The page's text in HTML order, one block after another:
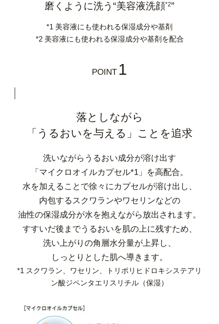
磨くように洗う“美容液洗顔*2”
*1 美容液にも使われる保湿成分や基剤
*2 美容液にも使われる保湿成分や基剤を配合
POINT 1
落としながら
「うるおいを与える」ことを追求
洗いながらうるおい成分が溶け出す
「マイクロオイルカプセル*1」を高配合。
水を加えることで徐々にカプセルが溶け出し、
内包するスクワランやワセリンなどの
油性の保湿成分が水を抱えながら放出されます。
すすいだ後までうるおいを肌の上に残すため、
洗い上がりの角層水分量が上昇し、
しっとりとした肌へ導きます。
*1 スクワラン、ワセリン、トリポリヒドロキシステアリ
ン酸ジペンタエリスリチル（保湿）